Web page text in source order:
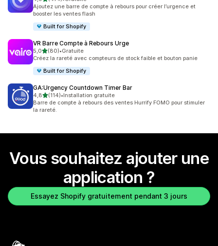
474 avis au total
Ajoutez une barre de compte à rebours pour créer l’urgence et
booster les ventes flash
Built for Shopify
VR Barre Compte à Rebours Urge
5,0étoile(s) sur 5
(80)
80 avis au total
•Gratuite
Créez la rareté avec compteurs de stock faible et bouton panie
Built for Shopify
GA:Urgency Countdown Timer Bar
4,8étoile(s) sur 5
(114)
114 avis au total
•Installation gratuite
Barre de compte à rebours des ventes Hurrify FOMO pour stimuler
la rareté.
Vous souhaitez ajouter une
application ?
Essayez Shopify gratuitement pendant 3 jours